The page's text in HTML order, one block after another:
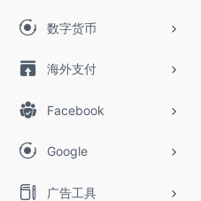
数字货币
海外支付
Facebook
Google
广告工具